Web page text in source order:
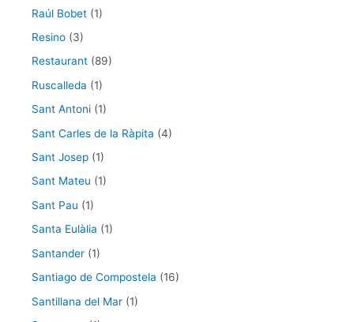
Raúl Bobet (1)
Resino (3)
Restaurant (89)
Ruscalleda (1)
Sant Antoni (1)
Sant Carles de la Ràpita (4)
Sant Josep (1)
Sant Mateu (1)
Sant Pau (1)
Santa Eulàlia (1)
Santander (1)
Santiago de Compostela (16)
Santillana del Mar (1)